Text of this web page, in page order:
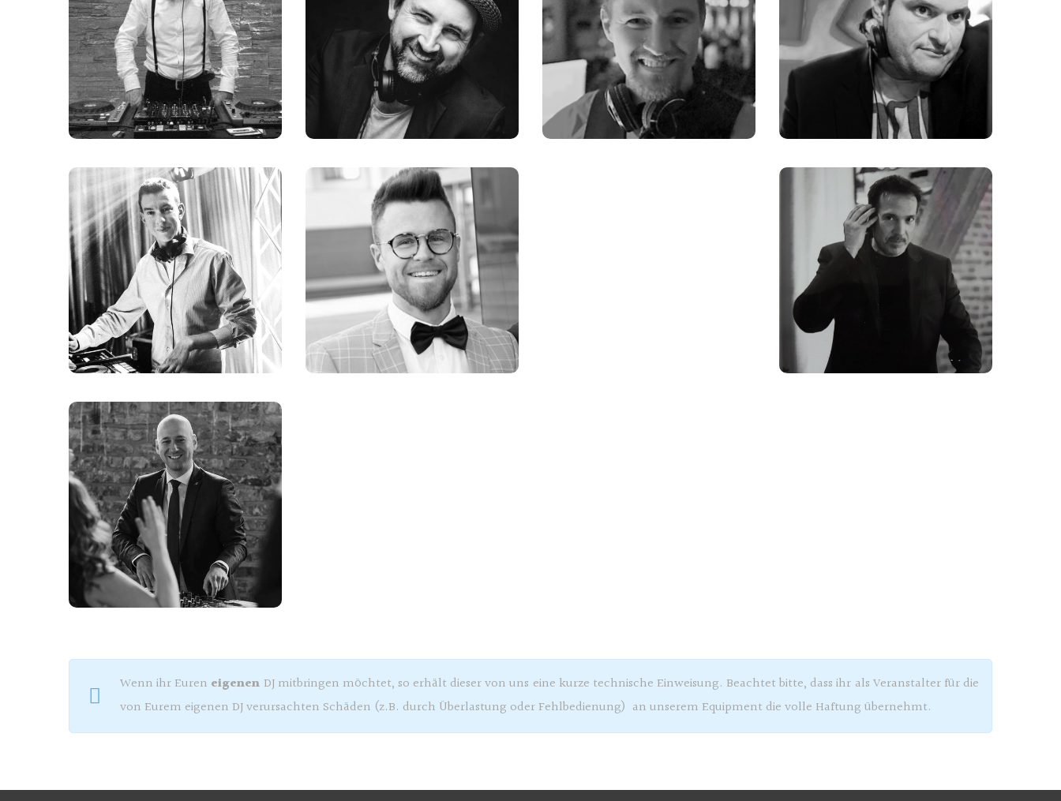
Gino
Mattias
Landsleitner Jean-Philippe Salvatore
Timo Blößer
Markus
Alex
Wenn ihr Euren eigenen DJ mitbringen möchtet, so erhält dieser von uns eine kurze technische Einweisung. Beachtet bitte, dass ihr als Veranstalter für die
von Eurem eigenen DJ verursachten Schäden (z.B. durch Überlastung oder Fehlbedienung) an unserem Equipment die volle Haftung übernehmt.